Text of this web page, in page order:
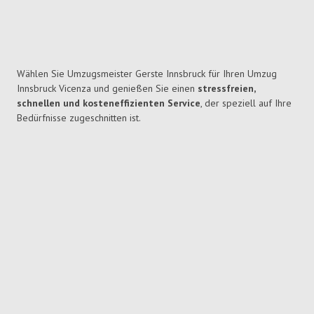
Wählen Sie Umzugsmeister Gerste Innsbruck für Ihren Umzug
Innsbruck Vicenza und genießen Sie einen stressfreien,
schnellen und kosteneffizienten Service, der speziell auf Ihre
Bedürfnisse zugeschnitten ist.